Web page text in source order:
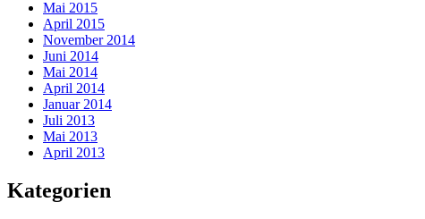
Mai 2015
April 2015
November 2014
Juni 2014
Mai 2014
April 2014
Januar 2014
Juli 2013
Mai 2013
April 2013
Kategorien